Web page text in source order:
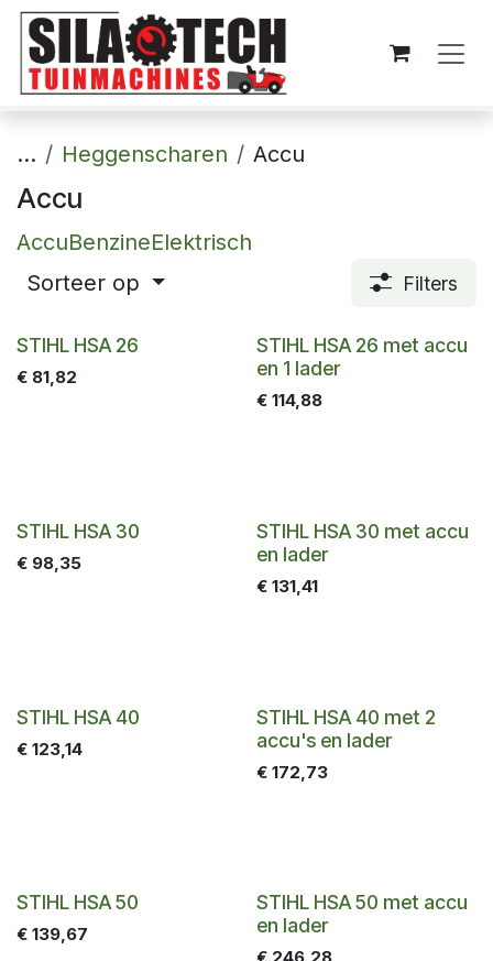
Overslaan naar inhoud
... Heggenscharen Accu
Accu
AccuBenzineElektrisch
Sorteer op
Filters
STIHL HSA 26
€ 81,82
STIHL HSA 26 met accu
en 1 lader
€114,88
STIHL HSA 30
€ 98,35
STIHL HSA 30 met accu
en lader
€131,41
STIHL HSA 40
€ 123,14
STIHL HSA 40 met 2
accu's en lader
€172,73
STIHL HSA 50
€ 139,67
STIHL HSA 50 met accu
en lader